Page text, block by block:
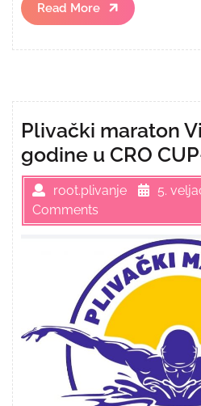
Read More
Read
More
Plivački maraton
godine u CRO
root.plivanje 5.
Comments